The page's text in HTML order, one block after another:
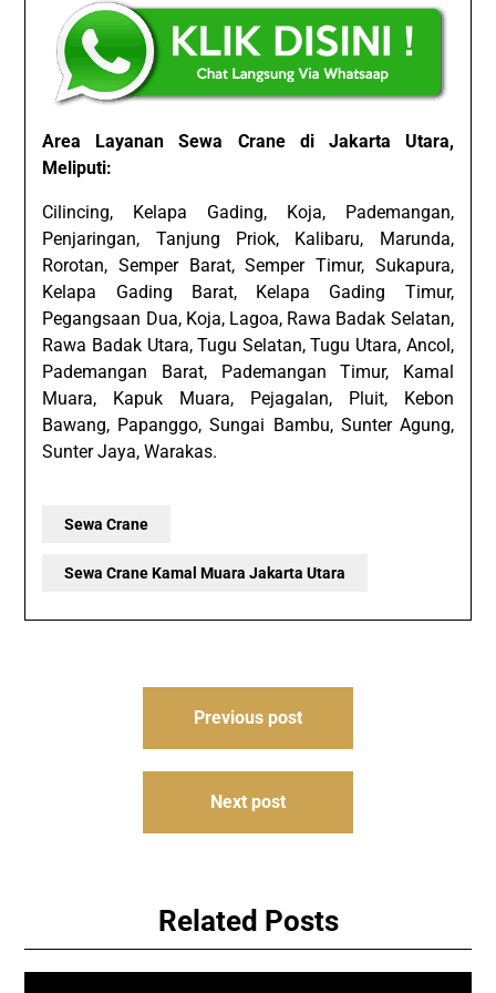
Area Layanan Sewa Crane di Jakarta Utara,
Meliputi:
Cilincing, Kelapa Gading, Koja, Pademangan,
Penjaringan, Tanjung Priok, Kalibaru, Marunda,
Rorotan, Semper Barat, Semper Timur, Sukapura,
Kelapa Gading Barat, Kelapa Gading Timur,
Pegangsaan Dua, Koja, Lagoa, Rawa Badak Selatan,
Rawa Badak Utara, Tugu Selatan, Tugu Utara, Ancol,
Pademangan Barat, Pademangan Timur, Kamal
Muara, Kapuk Muara, Pejagalan, Pluit, Kebon
Bawang, Papanggo, Sungai Bambu, Sunter Agung,
Sunter Jaya, Warakas.
Sewa Crane
Sewa Crane Kamal Muara Jakarta Utara
Previous post
Next post
Related Posts